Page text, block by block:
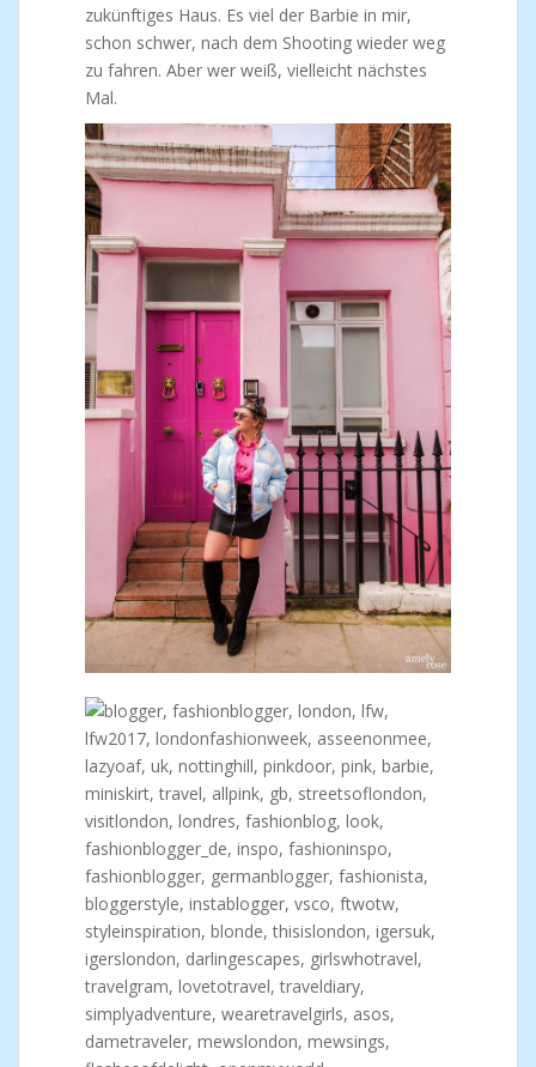
zukünftiges Haus. Es viel der Barbie in mir,
schon schwer, nach dem Shooting wieder weg
zu fahren. Aber wer weiß, vielleicht nächstes
Mal.